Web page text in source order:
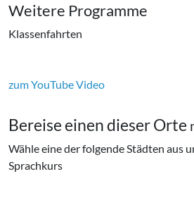
Weitere Programme
Klassenfahrten
zum YouTube Video
Bereise einen dieser Orte
Wähle eine der folgende Städten aus
Sprachkurs